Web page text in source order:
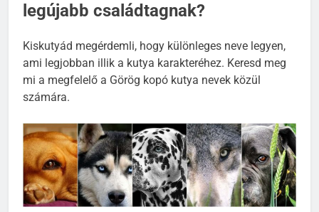
legújabb családtagnak?
Kiskutyád megérdemli, hogy különleges neve legyen,
ami legjobban illik a kutya karakteréhez. Keresd meg
mi a megfelelő a Görög kopó kutya nevek közül
számára.